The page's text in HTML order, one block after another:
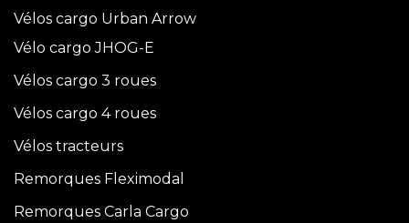
Vélos cargo Urban Arrow
Vélo cargo JHOG-E
Vélos cargo 3 roues
Vélos cargo 4 roues
Vélos tracteurs
Remorques Fleximodal
Remorques Carla Cargo